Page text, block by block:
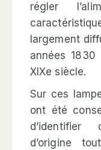
régler
largement
années
XIXe siècle.
Sur ces
ont été
d’identifier
d’origine